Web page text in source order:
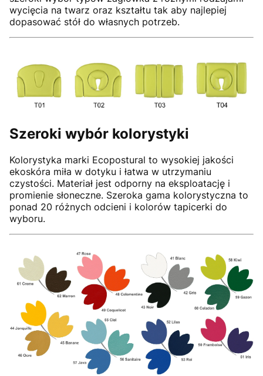
wycięcia na twarz oraz kształtu tak aby najlepiej
dopasować stół do własnych potrzeb.
Szeroki wybór kolorystyki
Kolorystyka marki Ecopostural to wysokiej jakości
ekoskóra miła w dotyku i łatwa w utrzymaniu
czystości. Materiał jest odporny na eksploatację i
promienie słoneczne. Szeroka gama kolorystyczna to
ponad 20 różnych odcieni i kolorów tapicerki do
wyboru.